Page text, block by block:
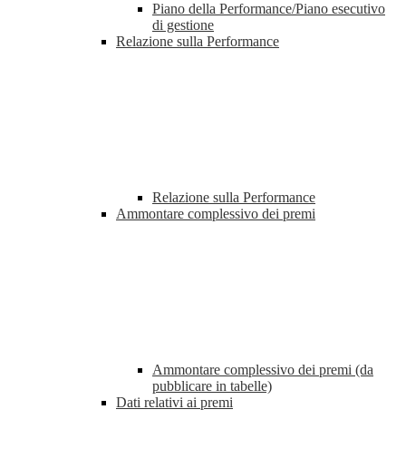
Piano della Performance/Piano esecutivo
di gestione
Relazione sulla Performance
Relazione sulla Performance
Ammontare complessivo dei premi
Ammontare complessivo dei premi (da
pubblicare in tabelle)
Dati relativi ai premi